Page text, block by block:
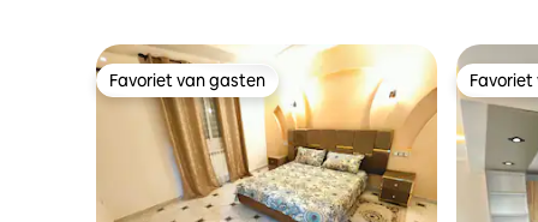
Favoriet van gasten
Favoriet van gasten